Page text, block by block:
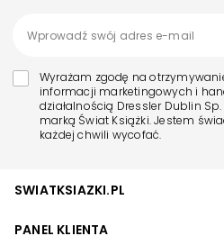
Wyrażam zgodę na
informacji marketingowych i
działalnością Dressler Dublin
marką Świat Książki. Jestem
każdej chwili wycofać.
SWIATKSIAZKI.PL
PANEL KLIENTA